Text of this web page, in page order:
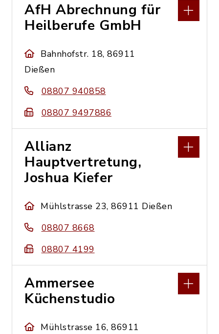
AfH Abrechnung für
Heilberufe GmbH
Bahnhofstr. 18, 86911
Dießen
08807 940858
08807 9497886
Allianz
Hauptvertretung,
Joshua Kiefer
Mühlstrasse 23, 86911 Dießen
08807 8668
08807 4199
Ammersee
Küchenstudio
Mühlstrasse 16, 86911